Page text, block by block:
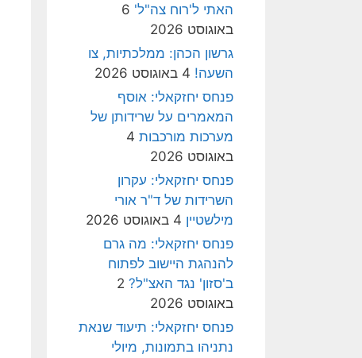
האתי ל'רוח צה"ל' 6
באוגוסט 2026
גרשון הכהן: ממלכתיות, צו
השעה! 4 באוגוסט 2026
פנחס יחזקאלי: אוסף
המאמרים על שרידותן של
מערכות מורכבות 4
באוגוסט 2026
פנחס יחזקאלי: עקרון
השרידות של ד"ר אורי
מילשטיין 4 באוגוסט 2026
פנחס יחזקאלי: מה גרם
להנהגת היישוב לפתוח
ב'סזון' נגד האצ"ל? 2
באוגוסט 2026
פנחס יחזקאלי: תיעוד שנאת
נתניהו בתמונות, מיולי